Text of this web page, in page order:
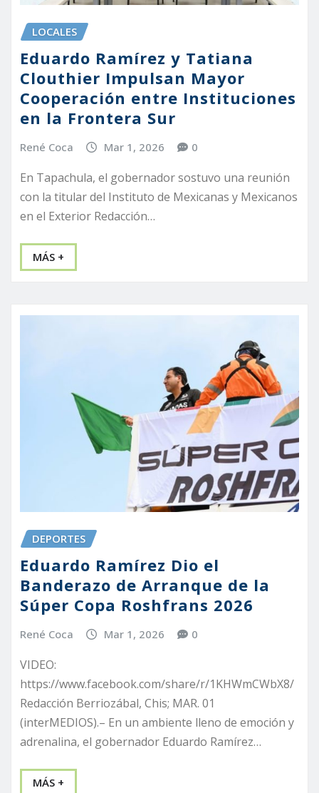
LOCALES
Eduardo Ramírez y Tatiana
Clouthier Impulsan Mayor
Cooperación entre Instituciones
en la Frontera Sur
René Coca Mar 1, 2026 0
En Tapachula, el gobernador sostuvo una reunión
con la titular del Instituto de Mexicanas y Mexicanos
en el Exterior Redacción…
MÁS +
DEPORTES
Eduardo Ramírez Dio el
Banderazo de Arranque de la
Súper Copa Roshfrans 2026
René Coca Mar 1, 2026 0
VIDEO:
https://www.facebook.com/share/r/1KHWmCWbX8/
Redacción Berriozábal, Chis; MAR. 01
(interMEDIOS).– En un ambiente lleno de emoción y
adrenalina, el gobernador Eduardo Ramírez…
MÁS +